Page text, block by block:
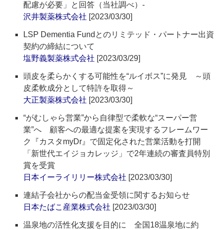
配慮が必要」と回答（当社調べ）‐
沢井製薬株式会社 [2023/03/30]
LSP Dementia Fundとのリミテッド・パートナー出資
契約の締結について
塩野義製薬株式会社 [2023/03/29]
頭皮を柔らかくする可能性を“ルイボス”に発見 ～頭
皮柔軟成分として特許を取得～
大正製薬株式会社 [2023/03/30]
“がむしゃら営業”から自律型で柔軟な“スーパー営
業”へ 顧客への最適な提案を実現するフレームワー
ク『カスタmyDr』で固定化された営業活動を打開
「新世代エイジョカレッジ」で2年連続の審査員特別
賞を受賞
日本イーライリリー株式会社 [2023/03/30]
連結子会社からの配当金受領に関するお知らせ
日本たばこ産業株式会社 [2023/03/30]
温泉地の活性化支援を目的に 全国18温泉地に約